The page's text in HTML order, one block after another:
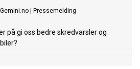
Gemini.no Pressemelding
på gi oss bedre skredvarsler og